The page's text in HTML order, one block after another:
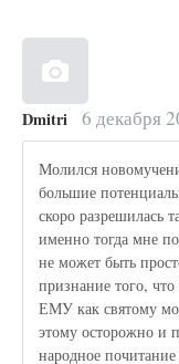
Dmitri 6 декабря
Молился
большие
скоро разрешилась
именно тогда мне
не может быть
признание того,
ЕМУ как святому
этому осторожно и
народное